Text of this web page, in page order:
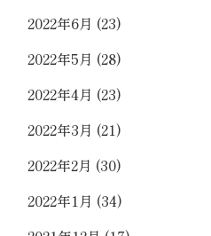
2022年6月 (23)
2022年5月 (28)
2022年4月 (23)
2022年3月 (21)
2022年2月 (30)
2022年1月 (34)